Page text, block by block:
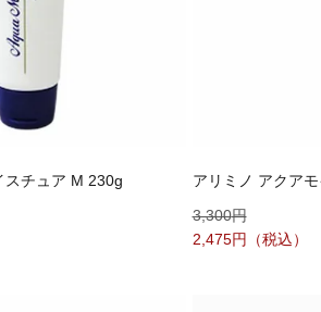
スチュア M 230g
アリミノ アクア
3,300
2,475